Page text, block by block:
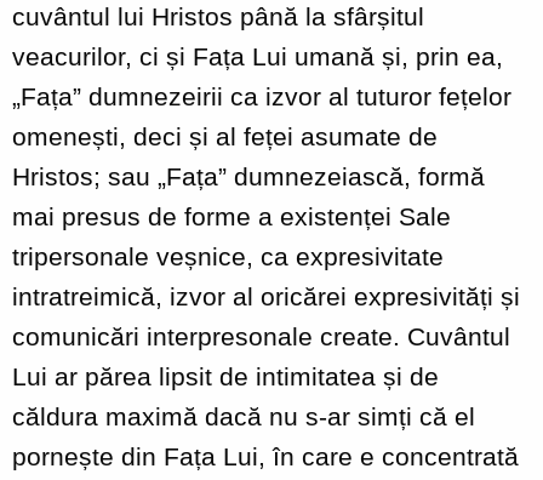
cuvântul lui Hristos până la sfârșitul
veacurilor, ci și Fața Lui umană și, prin ea,
„Fața” dumnezeirii ca izvor al tuturor fețelor
omenești, deci și al feței asumate de
Hristos; sau „Fața” dumnezeiască, formă
mai presus de forme a existenței Sale
tripersonale veșnice, ca expresivitate
intratreimică, izvor al oricărei expresivități și
comunicări interpresonale create. Cuvântul
Lui ar părea lipsit de intimitatea și de
căldura maximă dacă nu s-ar simți că el
pornește din Fața Lui, în care e concentrată